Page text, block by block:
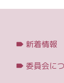
新着情報
委員会に